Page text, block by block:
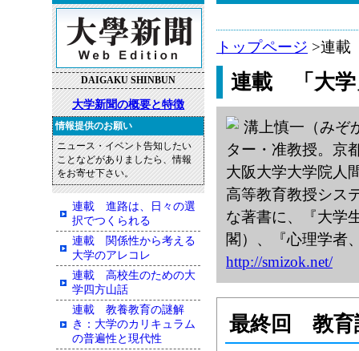
DAIGAKU SHINBUN
トップページ >連載
連載 「大学
溝上慎一（みぞ
ター・准教授。京
大阪大学大学院人
高等教育教授シス
な著書に、『大学
閣）、『心理学者
http://smizok.net/
最終回 教育
大学新聞の概要と特徴
情報提供のお願い
ニュース・イベント告知したい
ことなどがありましたら、情報
をお寄せ下さい。
連載 進路は、日々の選
択でつくられる
連載 関係性から考える
大学のアレコレ
連載 高校生のための大
学四方山話
連載 教養教育の謎解
き：大学のカリキュラム
の普遍性と現代性